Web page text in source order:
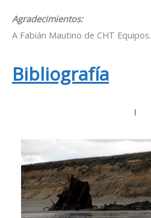
Agradecimientos:
A Fabián Mautino de CHT Equipos.
Bibliografía
I